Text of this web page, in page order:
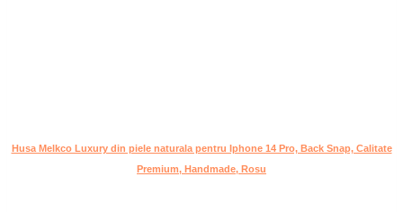
Husa Melkco Luxury din piele naturala pentru Iphone 14 Pro, Back Snap, Calitate
Premium, Handmade, Rosu